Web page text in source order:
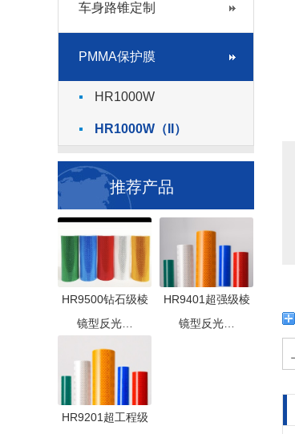
车身路锥定制
PMMA保护膜
HR1000W
HR1000W（II）
推荐产品
HR9500钻石级棱
镜型反光…
HR9401超强级棱
镜型反光…
HR9201超工程级